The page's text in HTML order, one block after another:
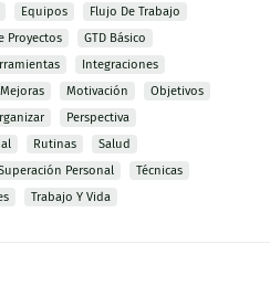
Equipos
Flujo De Trabajo
Proyectos
GTD Básico
Integraciones
Mejoras Motivación
Objetivos
Perspectiva
Rutinas
Salud
Personal
Técnicas
Trabajo Y Vida